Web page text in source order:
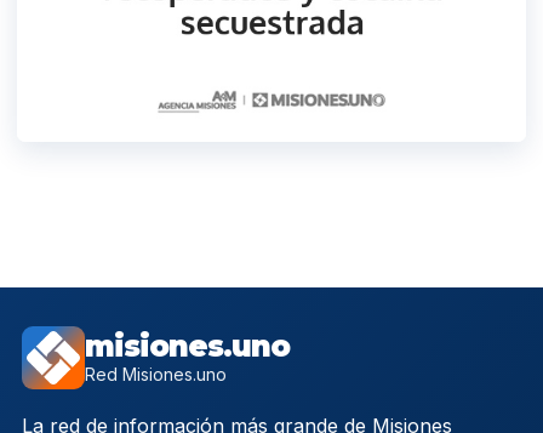
misiones.uno
Red Misiones.uno
La red de información más grande de Misiones